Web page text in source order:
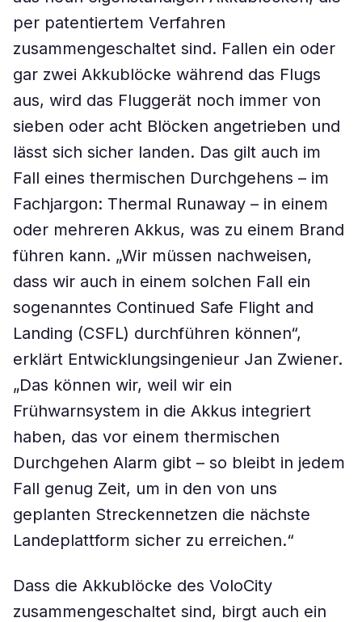
per patentiertem Verfahren
zusammengeschaltet sind. Fallen ein oder
gar zwei Akkublöcke während das Flugs
aus, wird das Fluggerät noch immer von
sieben oder acht Blöcken angetrieben und
lässt sich sicher landen. Das gilt auch im
Fall eines thermischen Durchgehens – im
Fachjargon: Thermal Runaway – in einem
oder mehreren Akkus, was zu einem Brand
führen kann. „Wir müssen nachweisen,
dass wir auch in einem solchen Fall ein
sogenanntes Continued Safe Flight and
Landing (CSFL) durchführen können“,
erklärt Entwicklungsingenieur Jan Zwiener.
„Das können wir, weil wir ein
Frühwarnsystem in die Akkus integriert
haben, das vor einem thermischen
Durchgehen Alarm gibt – so bleibt in jedem
Fall genug Zeit, um in den von uns
geplanten Streckennetzen die nächste
Landeplattform sicher zu erreichen.“
Dass die Akkublöcke des VoloCity
zusammengeschaltet sind, birgt auch ein